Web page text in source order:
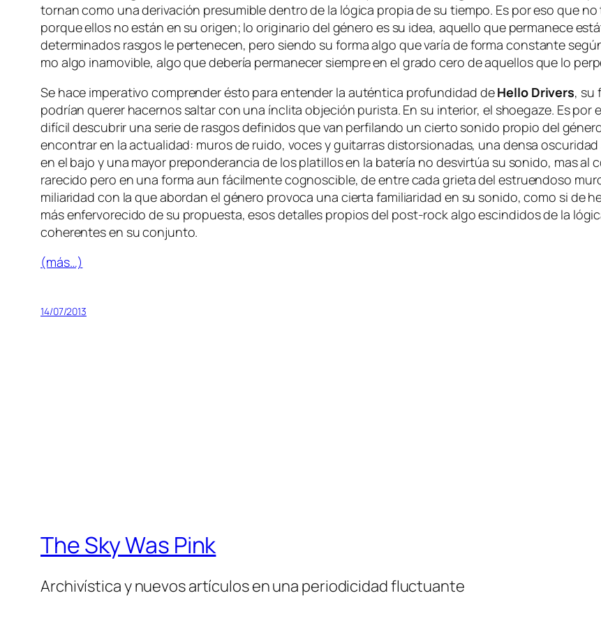
tor­nan co­mo una de­ri­va­ción pre­su­mi­ble den­tro de la ló­gi­ca pro­pia de su tiem­po. Es por eso que
por­que ellos no es­tán en su ori­gen; lo ori­gi­na­rio del gé­ne­ro es su idea, aque­llo que per­ma­ne­ce
de­ter­mi­na­dos ras­gos le per­te­ne­cen, pe­ro sien­do su for­ma al­go que va­ría de for­ma cons­tan­te
mo al­go ina­mo­vi­ble, al­go que de­be­ría per­ma­ne­cer siem­pre en el gra­do ce­ro de aque­llos que lo
Se ha­ce im­pe­ra­ti­vo com­pren­der és­to pa­ra en­ten­der la au­tén­ti­ca pro­fun­di­dad deHello Drivers, su
po­drían que­rer ha­cer­nos sal­tar con una ín­cli­ta ob­je­ción pu­ris­ta. En su in­te­rior, el shoe­ga­ze. Es por
di­fí­cil des­cu­brir una se­rie de ras­gos de­fi­ni­dos que van per­fi­lan­do un cier­to so­ni­do pro­pio del
en­con­trar en la ac­tua­li­dad: mu­ros de rui­do, vo­ces y gui­ta­rras dis­tor­sio­na­das, una den­sa
en el ba­jo y una ma­yor pre­pon­de­ran­cia de los pla­ti­llos en la ba­te­ría no des­vir­túa su so­ni­do, mas al
ra­re­ci­do pe­ro en una for­ma aun fá­cil­men­te cog­nos­ci­ble, de en­tre ca­da grie­ta del es­truen­do­so
mi­lia­ri­dad con la que abor­dan el gé­ne­ro pro­vo­ca una cier­ta fa­mi­lia­ri­dad en su so­ni­do, co­mo si de
más en­fer­vo­re­ci­do de su pro­pues­ta, esos de­ta­lles pro­pios del post-rockal­go es­cin­di­dos de la
cohe­ren­tes en su conjunto.
(más…)
14/07/2013
The Sky Was Pink
Archivística y nuevos artículos en una periodicidad fluctuante